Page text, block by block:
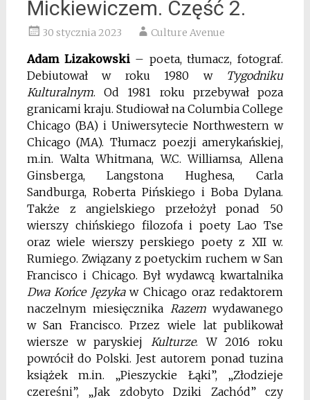
Mickiewiczem. Część 2.
30 stycznia 2023 Culture Avenue
Adam Lizakowski– poeta, tłumacz, fotograf.
Debiutował w roku 1980 w Tygodniku
Kulturalnym. Od 1981 roku przebywał poza
granicami kraju. Studiował na Columbia College
Chicago (BA) i Uniwersytecie Northwestern w
Chicago (MA). Tłumacz poezji amerykańskiej,
m.in. Walta Whitmana, W.C. Williamsa, Allena
Ginsberga, Langstona Hughesa, Carla
Sandburga, Roberta Pińskiego i Boba Dylana.
Także z angielskiego przełożył ponad 50
wierszy chińskiego filozofa i poety Lao Tse
oraz wiele wierszy perskiego poety z XII w.
Rumiego. Związany z poetyckim ruchem w San
Francisco i Chicago. Był wydawcą kwartalnika
Dwa Końce Językaw Chicago oraz redaktorem
naczelnym miesięcznika Razemwydawanego
w San Francisco. Przez wiele lat publikował
wiersze w paryskiej Kulturze. W 2016 roku
powrócił do Polski. Jest autorem ponad tuzina
książek m.in. „Pieszyckie Łąki”, „Złodzieje
czereśni”, „Jak zdobyto Dziki Zachód” czy